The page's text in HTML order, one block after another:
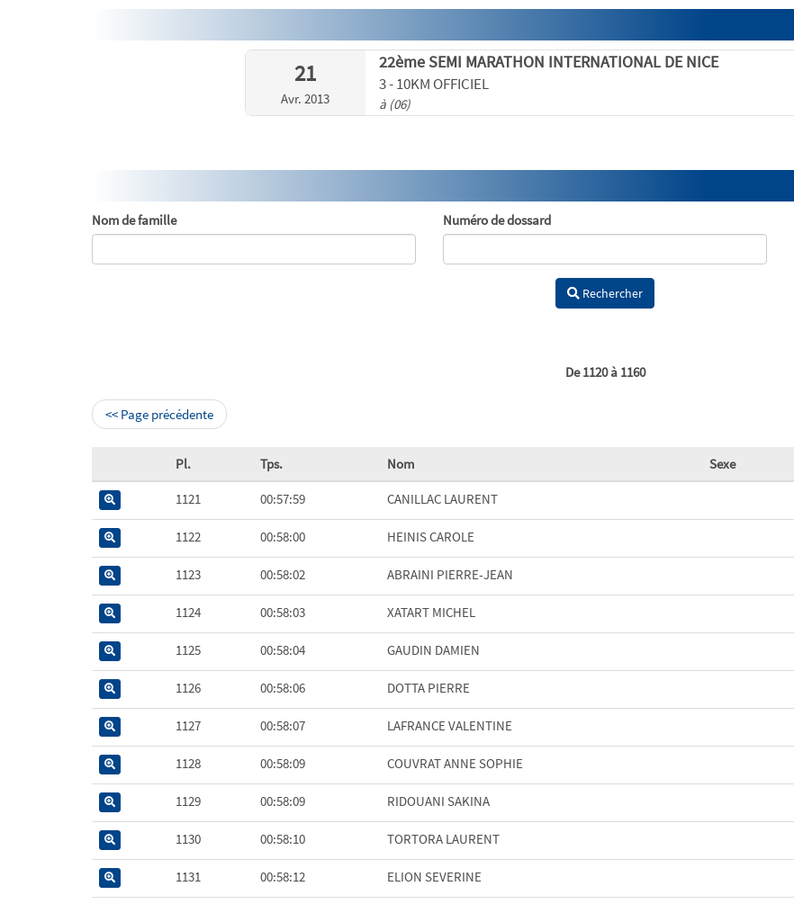
21
Avr. 2013
22ème SEMI MARATHON INTERNATIONAL DE NICE
3 - 10KM OFFICIEL
à (06)
Nom de famille Numéro de dossard
Rechercher
De 1120 à 1160
<< Page précédente
Pl. Tps. Nom Sexe
1121 00:57:59 CANILLAC LAURENT
1122 00:58:00 HEINIS CAROLE
1123 00:58:02 ABRAINI PIERRE-JEAN
1124 00:58:03 XATART MICHEL
1125 00:58:04 GAUDIN DAMIEN
1126 00:58:06 DOTTA PIERRE
1127 00:58:07 LAFRANCE VALENTINE
1128 00:58:09 COUVRAT ANNE SOPHIE
1129 00:58:09 RIDOUANI SAKINA
1130 00:58:10 TORTORA LAURENT
1131 00:58:12 ELION SEVERINE